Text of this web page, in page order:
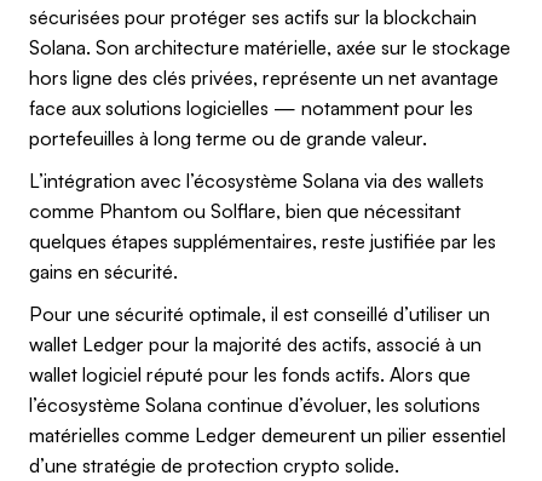
sécurisées pour protéger ses actifs sur la blockchain
Solana. Son architecture matérielle, axée sur le stockage
hors ligne des clés privées, représente un net avantage
face aux solutions logicielles — notamment pour les
portefeuilles à long terme ou de grande valeur.
L’intégration avec l’écosystème Solana via des wallets
comme Phantom ou Solflare, bien que nécessitant
quelques étapes supplémentaires, reste justifiée par les
gains en sécurité.
Pour une sécurité optimale, il est conseillé d’utiliser un
wallet Ledger pour la majorité des actifs, associé à un
wallet logiciel réputé pour les fonds actifs. Alors que
l’écosystème Solana continue d’évoluer, les solutions
matérielles comme Ledger demeurent un pilier essentiel
d’une stratégie de protection crypto solide.